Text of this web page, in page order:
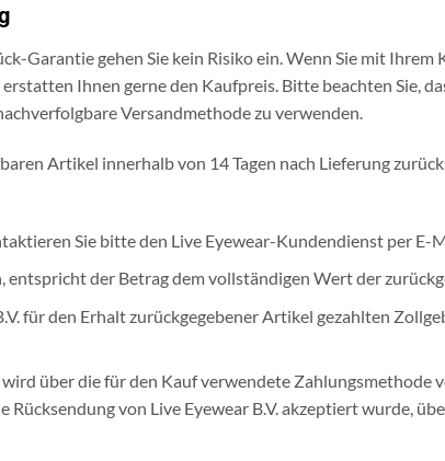
Garantie gehen Sie kein Risiko ein. Wenn Sie mit Ihrem
Ihnen gerne den Kaufpreis. Bitte beachten Sie,
Versandmethode zu verwenden.
Artikel innerhalb von 14 Tagen nach Lieferung
Sie bitte den Live Eyewear-Kundendienst per E-
entspricht der Betrag dem vollständigen Wert der
für den Erhalt zurückgegebener Artikel gezahlten
über die für den Kauf verwendete Zahlungsmethode
Rücksendung von Live Eyewear B.V. akzeptiert wurde,